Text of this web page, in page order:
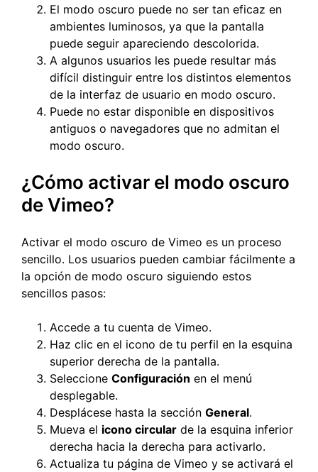
El modo oscuro puede no ser tan eficaz en
ambientes luminosos, ya que la pantalla
puede seguir apareciendo descolorida.
A algunos usuarios les puede resultar más
difícil distinguir entre los distintos elementos
de la interfaz de usuario en modo oscuro.
Puede no estar disponible en dispositivos
antiguos o navegadores que no admitan el
modo oscuro.
¿Cómo activar el modo oscuro
de Vimeo?
Activar el modo oscuro de Vimeo es un proceso
sencillo. Los usuarios pueden cambiar fácilmente a
la opción de modo oscuro siguiendo estos
sencillos pasos:
Accede a tu cuenta de Vimeo.
Haz clic en el icono de tu perfil en la esquina
superior derecha de la pantalla.
Seleccione Configuración en el menú
desplegable.
Desplácese hasta la sección General.
Mueva el icono circular de la esquina inferior
derecha hacia la derecha para activarlo.
Actualiza tu página de Vimeo y se activará el